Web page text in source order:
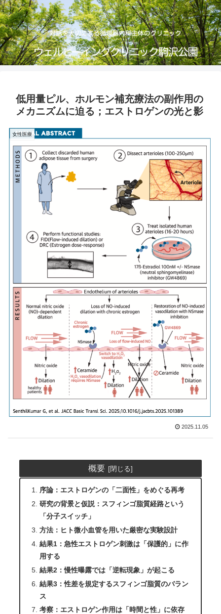
低用量ピル、ホルモン補充療法の副作用の
メカニズムに迫る；エストロゲンの光と影
女性医療
2025.11.05
概要
序論：エストロゲンの「二面性」をめぐる再考
研究の背景と仮説：スフィンゴ脂質経路という
「分子スイッチ」
方法：ヒト微小血管を用いた厳密な実験設計
結果1：急性エストロゲン刺激は「保護的」に作
用する
結果2：慢性曝露では「逆転現象」が起こる
結果3：性差を規定するスフィンゴ脂質のバラン
ス
考察：エストロゲン作用は「時間と性」に依存